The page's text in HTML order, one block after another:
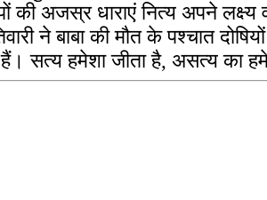
अजस्र धाराएं नित्य अपने लक्ष्य
ने बाबा की मौत के पश्चात
हैं। सत्य हमेशा जीता है, असत्य का